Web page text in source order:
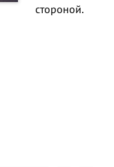
стороной.